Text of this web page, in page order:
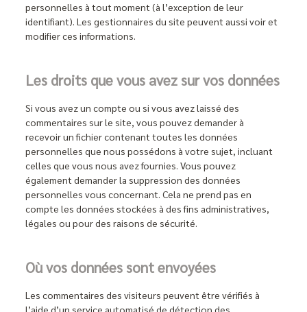
personnelles à tout moment (à l’exception de leur
identifiant). Les gestionnaires du site peuvent aussi voir et
modifier ces informations.
Les droits que vous avez sur vos données
Si vous avez un compte ou si vous avez laissé des
commentaires sur le site, vous pouvez demander à
recevoir un fichier contenant toutes les données
personnelles que nous possédons à votre sujet, incluant
celles que vous nous avez fournies. Vous pouvez
également demander la suppression des données
personnelles vous concernant. Cela ne prend pas en
compte les données stockées à des fins administratives,
légales ou pour des raisons de sécurité.
Où vos données sont envoyées
Les commentaires des visiteurs peuvent être vérifiés à
l’aide d’un service automatisé de détection des